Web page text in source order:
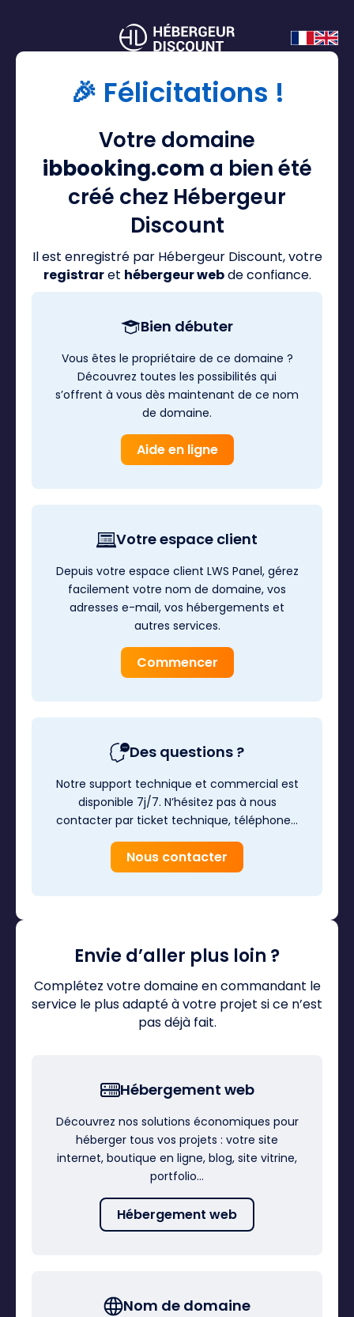
🎉 Félicitations !
Votre domaine
ibbooking.com a bien été
créé chez Hébergeur
Discount
Il est enregistré par Hébergeur Discount, votre
registraret hébergeur webde confiance.
Bien débuter
Vous êtes le propriétaire de ce domaine ?
Découvrez toutes les possibilités qui
s’offrent à vous dès maintenant de ce nom
de domaine.
Aide en ligne
Votre espace client
Depuis votre espace client LWS Panel, gérez
facilement votre nom de domaine, vos
adresses e-mail, vos hébergements et
autres services.
Commencer
Des questions ?
Notre support technique et commercial est
disponible 7j/7. N’hésitez pas à nous
contacter par ticket technique, téléphone…
Nous contacter
Envie d’aller plus loin ?
Complétez votre domaine en commandant le
service le plus adapté à votre projet si ce n’est
pas déjà fait.
Hébergement web
Découvrez nos solutions économiques pour
héberger tous vos projets : votre site
internet, boutique en ligne, blog, site vitrine,
portfolio…
Hébergement web
Nom de domaine